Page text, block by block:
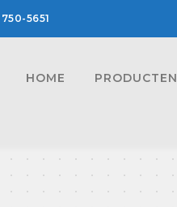
5651
HOME PRODUCTEN